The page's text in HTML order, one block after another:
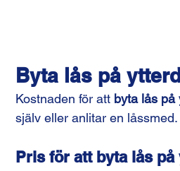
Byta lås på
Kostnaden för att byta lås på
själv eller anlitar en låssmed.
Pris för att byta lås